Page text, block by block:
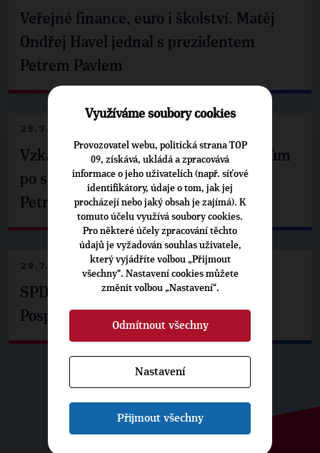
Veřejné finance, euro i školství. Matěj
Ondřej Havel jednal s prezidentem
Petrem Pavlem
29.7.2026
Vzkaz Matěje Ondřeje Havla příznivcům
po setkání s prezidentem republiky
Petrem Pavlem
29.7.2026
SPD už není ve zprávě o extremismu.
Pospíšil: Je tu pachuť
Využíváme soubory cookies
Provozovatel webu, politická strana TOP
09, získává, ukládá a zpracovává
informace o jeho uživatelích (např. síťové
identifikátory, údaje o tom, jak jej
procházejí nebo jaký obsah je zajímá). K
tomuto účelu využívá soubory cookies.
Pro některé účely zpracování těchto
údajů je vyžadován souhlas uživatele,
který vyjádříte volbou „Přijmout
všechny“. Nastavení cookies můžete
změnit volbou „Nastavení“.
Odmítnout všechny
Nastavení
Přijmout všechny